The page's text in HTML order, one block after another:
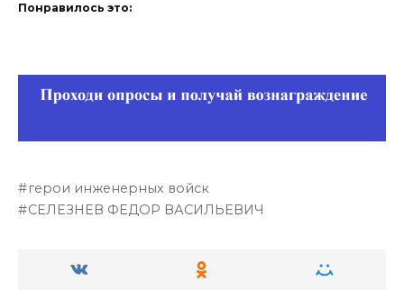
Понравилось это:
герои инженерных войск
СЕЛЕЗНЕВ ФЕДОР ВАСИЛЬЕВИЧ